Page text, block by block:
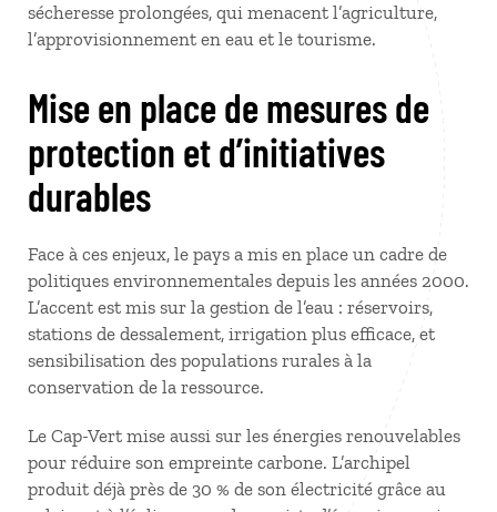
sécheresse prolongées, qui menacent l’agriculture,
l’approvisionnement en eau et le tourisme.
Mise en place de mesures de
protection et d’initiatives
durables
Face à ces enjeux, le pays a mis en place un cadre de
politiques environnementales depuis les années 2000.
L’accent est mis sur la gestion de l’eau : réservoirs,
stations de dessalement, irrigation plus efficace, et
sensibilisation des populations rurales à la
conservation de la ressource.
Le Cap-Vert mise aussi sur les énergies renouvelables
pour réduire son empreinte carbone. L’archipel
produit déjà près de 30 % de son électricité grâce au